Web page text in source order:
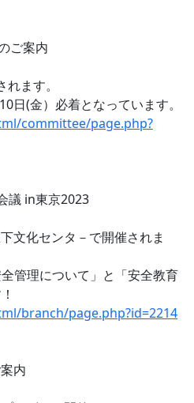
ご案内
ます。
(金）必着となっています。
committee/page.php?
議 in東京2023
文化センタ－で開催されま
管理について」と「安全教育
branch/page.php?id=2214
内